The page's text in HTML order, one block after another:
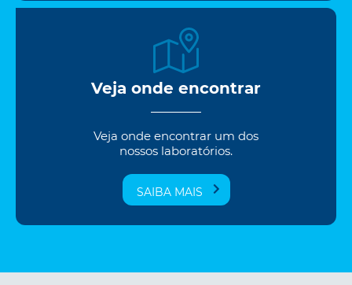
Veja onde encontrar
Veja onde encontrar um dos
nossos laboratórios.
SAIBA MAIS